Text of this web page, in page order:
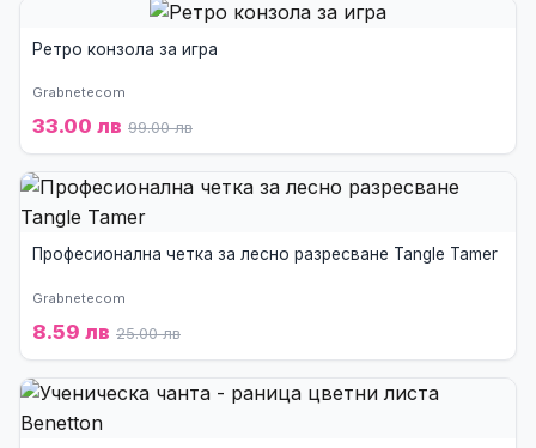
Ретро конзола за игра
Grabnetecom
33.00 лв 99.00 лв
Професионална четка за лесно разресване Tangle Tamer
Grabnetecom
8.59 лв 25.00 лв